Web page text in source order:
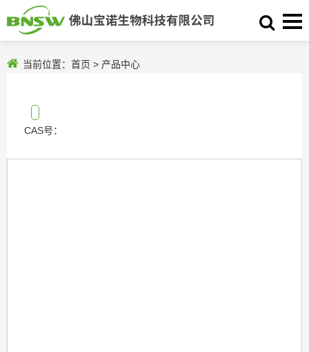
当前位置： 首页 > 产品中心
CAS号：